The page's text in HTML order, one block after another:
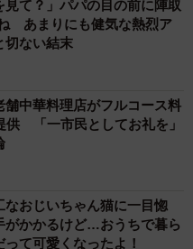
見て？」パパの目の前に陣取
あまりにも健気な熱烈ア
切ない結末
舗中華料理店がフルコース料
供 「一市民としてお礼を」
なおじいちゃん猫に一目惚
かかるけど…おうちで暮ら
て可愛くなったよ！